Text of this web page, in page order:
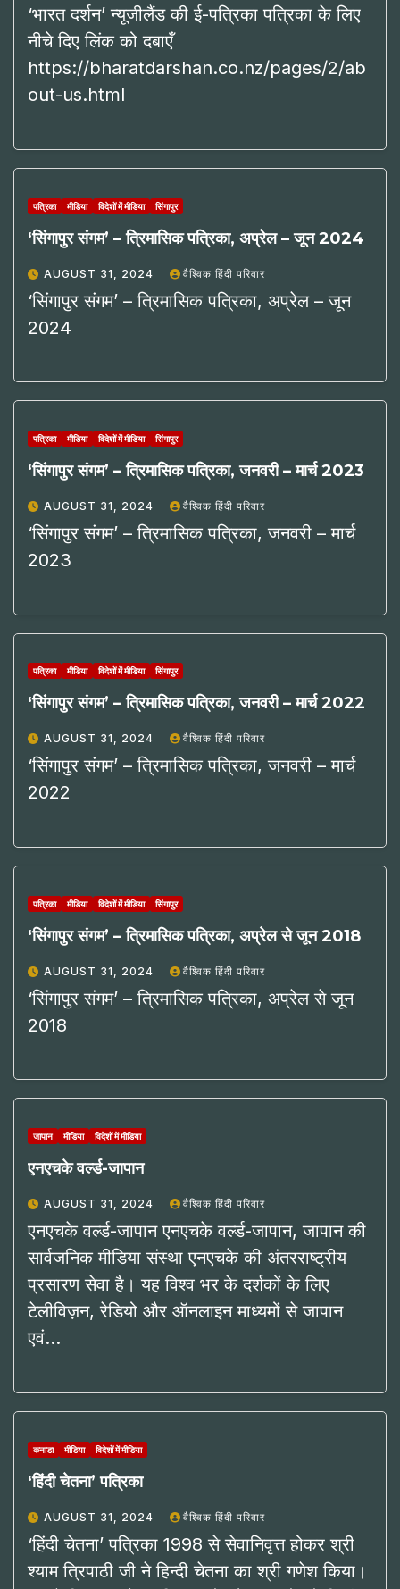
‘भारत दर्शन’ न्यूजीलैंड की ई-पत्रिका पत्रिका के लिए
नीचे दिए लिंक को दबाएँ
https://bharatdarshan.co.nz/pages/2/ab
out-us.html
पत्रिका मीडिया विदेशों में मीडिया सिंगापुर
‘सिंगापुर संगम’ – त्रिमासिक पत्रिका, अप्रेल – जून 2024
AUGUST 31, 2024 वैश्विक हिंदी परिवार
‘सिंगापुर संगम’ – त्रिमासिक पत्रिका, अप्रेल – जून
2024
पत्रिका मीडिया विदेशों में मीडिया सिंगापुर
‘सिंगापुर संगम’ – त्रिमासिक पत्रिका, जनवरी – मार्च 2023
AUGUST 31, 2024 वैश्विक हिंदी परिवार
‘सिंगापुर संगम’ – त्रिमासिक पत्रिका, जनवरी – मार्च
2023
पत्रिका मीडिया विदेशों में मीडिया सिंगापुर
‘सिंगापुर संगम’ – त्रिमासिक पत्रिका, जनवरी – मार्च 2022
AUGUST 31, 2024 वैश्विक हिंदी परिवार
‘सिंगापुर संगम’ – त्रिमासिक पत्रिका, जनवरी – मार्च
2022
पत्रिका मीडिया विदेशों में मीडिया सिंगापुर
‘सिंगापुर संगम’ – त्रिमासिक पत्रिका, अप्रेल से जून 2018
AUGUST 31, 2024 वैश्विक हिंदी परिवार
‘सिंगापुर संगम’ – त्रिमासिक पत्रिका, अप्रेल से जून
2018
जापान मीडिया विदेशों में मीडिया
एनएचके वर्ल्ड-जापान
AUGUST 31, 2024 वैश्विक हिंदी परिवार
एनएचके वर्ल्ड-जापान एनएचके वर्ल्ड-जापान, जापान की
सार्वजनिक मीडिया संस्था एनएचके की अंतरराष्ट्रीय
प्रसारण सेवा है। यह विश्व भर के दर्शकों के लिए
टेलीविज़न, रेडियो और ऑनलाइन माध्यमों से जापान
एवं…
कनाडा मीडिया विदेशों में मीडिया
‘हिंदी चेतना’ पत्रिका
AUGUST 31, 2024 वैश्विक हिंदी परिवार
‘हिंदी चेतना’ पत्रिका 1998 से सेवानिवृत्त होकर श्री
श्याम त्रिपाठी जी ने हिन्दी चेतना का श्री गणेश किया।